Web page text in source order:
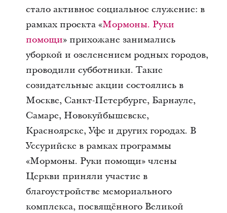
стало активное социальное служение: в
рамках проекта «Мормоны. Руки
помощи» прихожане занимались
уборкой и озеленением родных городов,
проводили субботники. Такие
созидательные акции состоялись в
Москве, Санкт-Петербурге, Барнауле,
Самаре, Новокуйбышевске,
Красноярске, Уфе и других городах. В
Уссурийске в рамках программы
«Мормоны. Руки помощи» члены
Церкви приняли участие в
благоустройстве мемориального
комплекса, посвящённого Великой